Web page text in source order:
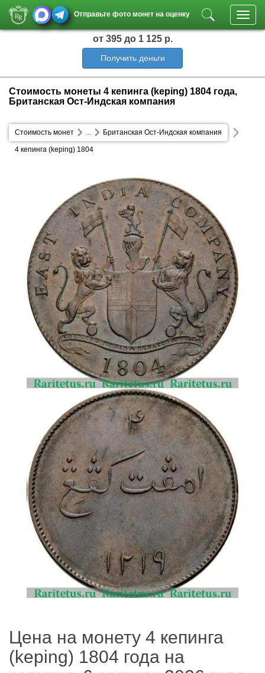
Отправьте фото монет на оценку
от 395 до 1 125 р.
Получить деньги
Стоимость монеты 4 кепинга (keping) 1804 года,
Британская Ост-Индская компания
Стоимость монет Британская Ост-Индская компания
...
4 кепинга (keping) 1804
Цена на монету 4 кепинга
(keping) 1804 года на